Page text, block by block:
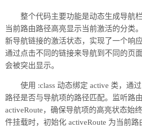
整个代码主要功能是动态生成导航
当前路由路径高亮显示当前激活的分类
新导航链接的激活状态，实现了一个响
通过点击不同的链接来导航到不同的页
会被突出显示。
使用 :class 动态绑定 active 类，通
路径是否与导航项的路径匹配。监听路
activeRoute，确保导航项的高亮状态始
件挂载时，初始化 activeRoute 为当前路